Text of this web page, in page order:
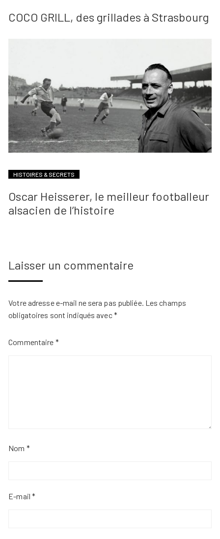
COCO GRILL, des grillades à Strasbourg
HISTOIRES & SECRETS
Oscar Heisserer, le meilleur footballeur
alsacien de l’histoire
Laisser un commentaire
Votre adresse e-mail ne sera pas publiée. Les champs
obligatoires sont indiqués avec*
Commentaire *
Nom *
E-mail*